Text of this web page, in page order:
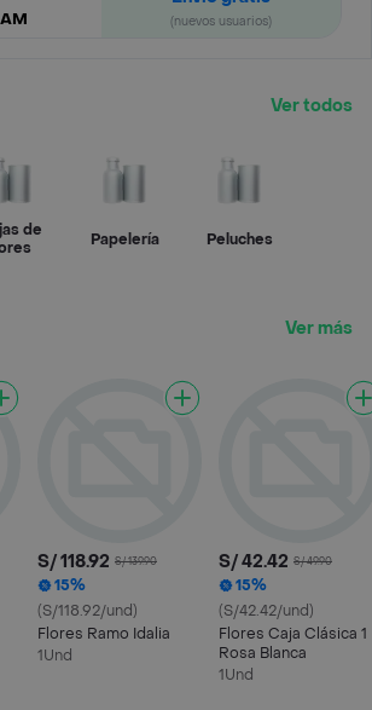
(nuevos usuarios)
Ver todos
de
Papelería Peluches
Ver más
S/ 118.92 S/ 139.90
15%
(S/118.92/und)
Flores Ramo Idalia
1Und
S/ 42.42 S/ 49.90
15%
(S/42.42/und)
Flores Caja Clásica 1
Rosa Blanca
1Und